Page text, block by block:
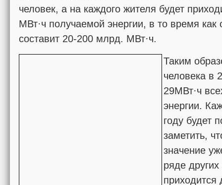
человек, а на каждого жителя будет
МВт·ч получаемой энергии, в то время
составит 20-200 млрд. МВт·ч.
Таким
человека в
29МВт·ч
энергии.
году будет
заметить,
значение
ря­де
приходится